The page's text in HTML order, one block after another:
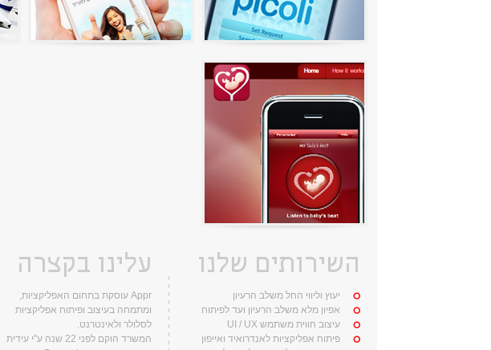
השירותים שלנו
יעוץ וליווי החל משלב הרעיון
אפיון מלא משלב הרעיון ועד לפיתוח
עיצוב חווית משתמש UI / UX
פיתוח אפליקציות לאנדרואיד ואייפון
עלינו בקצרה
Appr עוסקת בתחום האפליקציות,
ומתמחה בעיצוב ופיתוח אפליקציות
לסלולר ולאינטרנט.
המשרד הוקם לפני 22 שנה ע"י עידית